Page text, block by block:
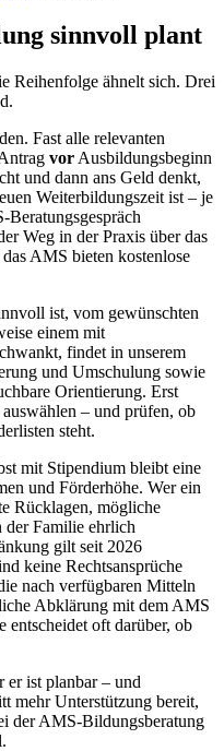
sinnvoll plant
Reihenfolge ähnelt sich. Drei
Fast alle relevanten
vor Ausbildungsbeginn
und dann ans Geld denkt,
Weiterbildungszeit ist – je
Weg in der Praxis über das
AMS bieten kostenlose
ist, vom gewünschten
einem mit
findet in unserem
und Umschulung sowie
Orientierung. Erst
– und prüfen, ob
steht.
mit Stipendium bleibt eine
und Förderhöhe. Wer ein
Rücklagen, mögliche
der Familie ehrlich
gilt seit 2026
keine Rechtsansprüche
nach verfügbaren Mitteln
Abklärung mit dem AMS
entscheidet oft darüber, ob
er ist planbar – und
mehr Unterstützung bereit,
der AMS-Bildungsberatung